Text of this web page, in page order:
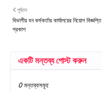
পূর্বতন
বিভাগীয় বন কর্মকর্তার কার্যালয়ের নিয়োগ বিজ্ঞপ্তি
প্রকাশ
একটি মন্তব্য পোস্ট করুন
0 মন্তব্যসমূহ